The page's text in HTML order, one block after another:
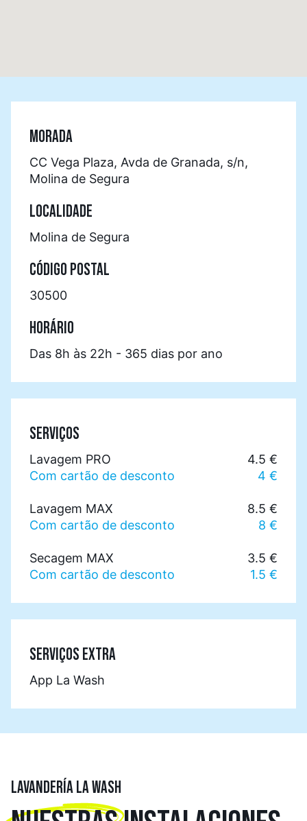
MORADA
CC Vega Plaza, Avda de Granada, s/n,
Molina de Segura
LOCALIDADE
Molina de Segura
CÓDIGO POSTAL
30500
HORÁRIO
Das 8h às 22h - 365 dias por ano
SERVIÇOS
Lavagem PRO
4.5 €
Com cartão de desconto
4 €
Lavagem MAX
8.5 €
Com cartão de desconto
8 €
Secagem MAX
3.5 €
Com cartão de desconto
1.5 €
SERVIÇOS EXTRA
App La Wash
LAVANDERÍA LA WASH